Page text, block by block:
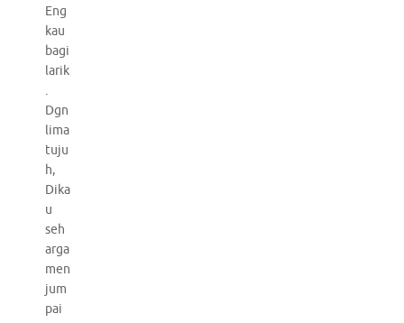
Eng
kau
bagi
larik
.
Dgn
lima
tuju
h,
Dika
u
seh
arga
men
jum
pai